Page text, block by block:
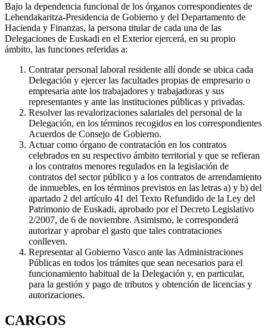
Bajo la dependencia funcional de los órganos correspondientes de
Lehendakaritza-Presidencia de Gobierno y del Departamento de
Hacienda y Finanzas, la persona titular de cada una de las
Delegaciones de Euskadi en el Exterior ejercerá, en su propio
ámbito, las funciones referidas a:
Contratar personal laboral residente allí donde se ubica cada
Delegación y ejercer las facultades propias de empresario o
empresaria ante los trabajadores y trabajadoras y sus
representantes y ante las instituciones públicas y privadas.
Resolver las revalorizaciones salariales del personal de la
Delegación, en los términos recogidos en los correspondientes
Acuerdos de Consejo de Gobierno.
Actuar como órgano de contratación en los contratos
celebrados en su respectivo ámbito territorial y que se refieran
a los contratos menores regulados en la legislación de
contratos del sector público y a los contratos de arrendamiento
de inmuebles, en los términos previstos en las letras a) y b) del
apartado 2 del artículo 41 del Texto Refundido de la Ley del
Patrimonio de Euskadi, aprobado por el Decreto Legislativo
2/2007, de 6 de noviembre. Asimismo, le corresponderá
autorizar y aprobar el gasto que tales contrataciones
conlleven.
Representar al Gobierno Vasco ante las Administraciones
Públicas en todos los trámites que sean necesarios para el
funcionamiento habitual de la Delegación y, en particular,
para la gestión y pago de tributos y obtención de licencias y
autorizaciones.
CARGOS